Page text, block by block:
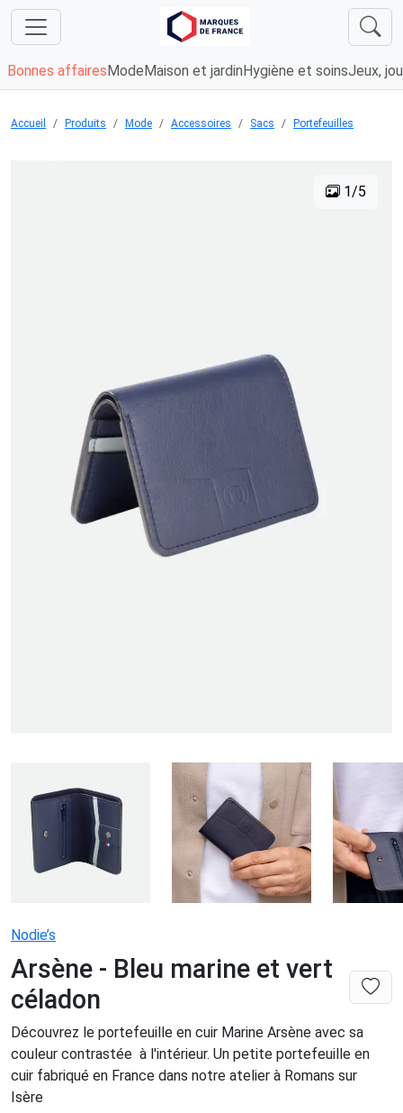
Bonnes affaires Mode Maison et jardin Hygiène et soinsJeux,
Accueil Produits Mode Accessoires Sacs Portefeuilles
1/5
Nodie’s
Arsène - Bleu marine et vert
céladon
Découvrez le portefeuille en cuir Marine Arsène avec sa
couleur contrastée à l'intérieur. Un petite portefeuille en
cuir fabriqué en France dans notre atelier à Romans sur
Isère